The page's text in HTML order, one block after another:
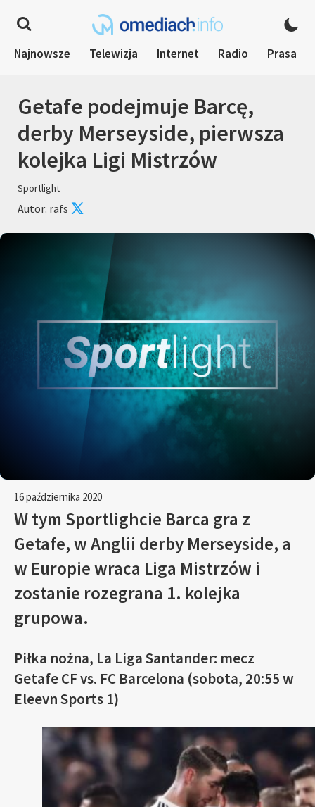
Najnowsze Telewizja Internet Radio Prasa
Getafe podejmuje Barcę,
derby Merseyside, pierwsza
kolejka Ligi Mistrzów
Sportlight
Autor: rafs
16 października 2020
W tym Sportlighcie Barca gra z
Getafe, w Anglii derby Merseyside, a
w Europie wraca Liga Mistrzów i
zostanie rozegrana 1. kolejka
grupowa.
Piłka nożna, La Liga Santander: mecz
Getafe CF vs. FC Barcelona (sobota, 20:55 w
Eleevn Sports 1)